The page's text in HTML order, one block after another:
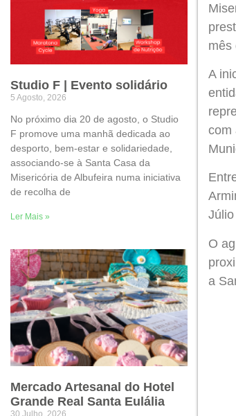
Studio F | Evento solidário
5 Agosto, 2026
No próximo dia 20 de agosto, o Studio
F promove uma manhã dedicada ao
desporto, bem-estar e solidariedade,
associando-se à Santa Casa da
Misericória de Albufeira numa iniciativa
de recolha de
Ler Mais »
Mercado Artesanal do Hotel
Grande Real Santa Eulália
30 Julho, 2026
mês
A
com
O
a